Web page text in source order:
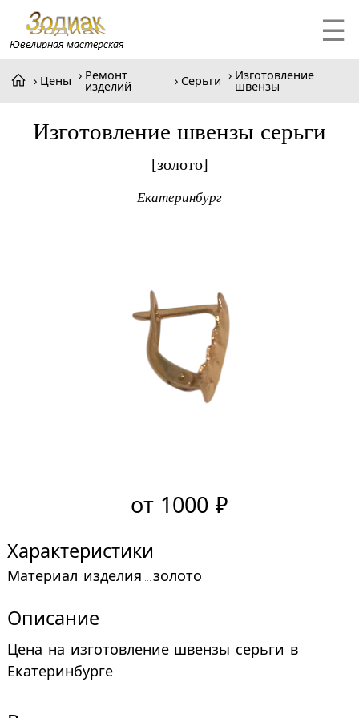
☰
Цены Ремонт
изделий Серьги Изготовление
швензы
Изготовление швензы серьги
[золото]
Екатеринбург
от 1000 ₽
Характеристики
материал изделия золото
Описание
Цена на изготовление швензы серьги в
Екатеринбурге